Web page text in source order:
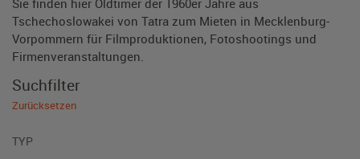
Sie finden hier Oldtimer der 1960er Jahre aus
Tschechoslowakei von Tatra zum Mieten in Mecklenburg-
Vorpommern für Filmproduktionen, Fotoshootings und
Firmenveranstaltungen.
Suchfilter
Zurücksetzen
TYP